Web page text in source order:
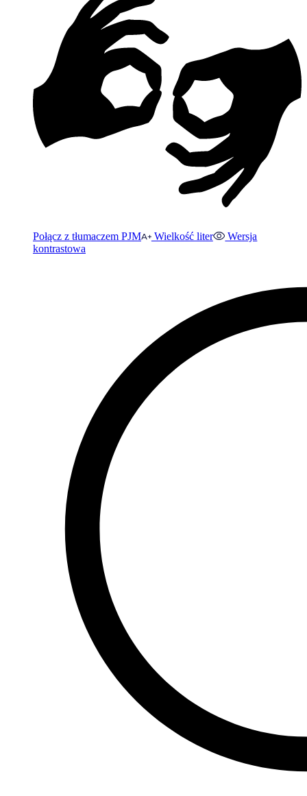
Połącz z tłumaczem PJM Wielkość liter
Wersja
kontrastowa